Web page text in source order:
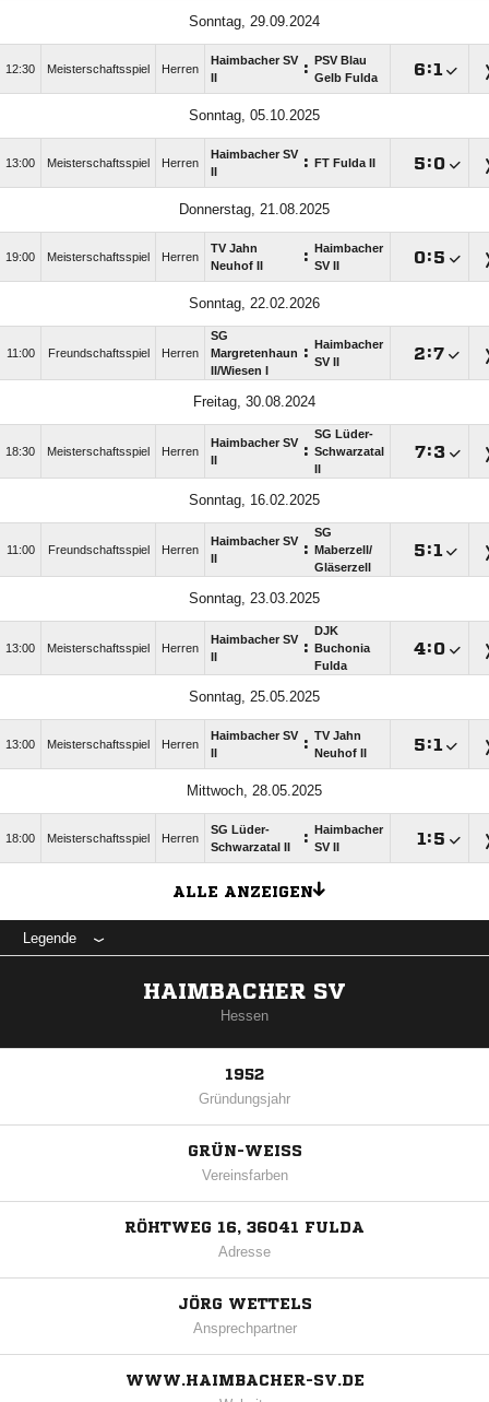
Sonntag, 29.09.2024
12:30 Meisterschaftsspiel Herren
Haimbacher SV :
PSV Blau
Gelb Fulda
:
Sonntag, 05.10.2025
13:00 Meisterschaftsspiel Herren
Haimbacher SV : FT Fulda II :
Donnerstag, 21.08.2025
19:00 Meisterschaftsspiel Herren
TV Jahn
Neuhof II
:
Haimbacher
SV II
:
Sonntag, 22.02.2026
11:00 Freundschaftsspiel Herren
SG
Margretenhaun
II/​Wiesen I
:
Haimbacher
SV II
:
Freitag, 30.08.2024
18:30 Meisterschaftsspiel Herren
Haimbacher SV :
SG Lüder-
Schwarzatal
:
Sonntag, 16.02.2025
11:00 Freundschaftsspiel Herren
Haimbacher SV :
SG
Maberzell/​
Gläserzell
:
Sonntag, 23.03.2025
13:00 Meisterschaftsspiel Herren
Haimbacher SV :
DJK
Buchonia
Fulda
:
Sonntag, 25.05.2025
13:00 Meisterschaftsspiel Herren
Haimbacher SV : TV Jahn
Neuhof II
:
Mittwoch, 28.05.2025
18:00 Meisterschaftsspiel Herren
SG Lüder-
Schwarzatal II
:
Haimbacher
SV II
:
ALLE ANZEIGEN
Legende
HAIMBACHER SV
Hessen
1952
Gründungsjahr
GRÜN-WEISS
Vereinsfarben
RÖHTWEG 16, 36041 FULDA
Adresse
JÖRG WETTELS
Ansprechpartner
WWW.HAIMBACHER-SV.DE